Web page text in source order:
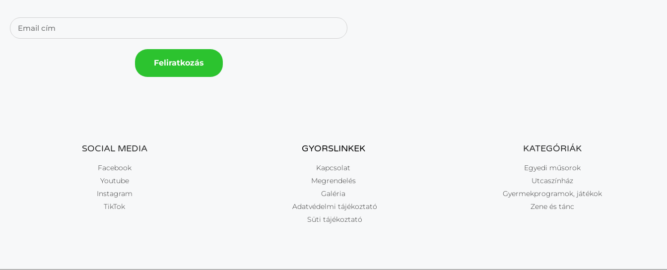
Feliratkozás
SOCIAL MEDIA
Facebook
Youtube
Instagram
TikTok
GYORSLINKEK
Kapcsolat
Megrendelés
Galéria
Adatvédelmi tájékoztató
Süti tájékoztató
KATEGÓRIÁK
Egyedi műsorok
Utcaszínház
Gyermekprogramok, játékok
Zene és tánc